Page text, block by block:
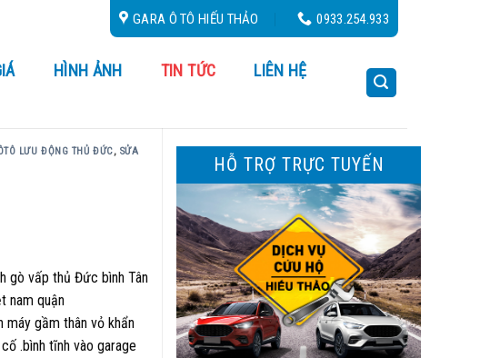
cận - Cứu Hộ 24/24 GARA Ô TÔ HIẾU THẢO 0933.254.933
HÌNH ẢNH TIN TỨC
LIÊN HỆ
LƯU ĐỘNG THỦ ĐỨC, SỬA
gò vấp thủ Đức bình Tân
nam quận
máy gầm thân vỏ khẩn
.bình tĩnh vào garage
HỖ TRỢ TRỰC TUYẾN